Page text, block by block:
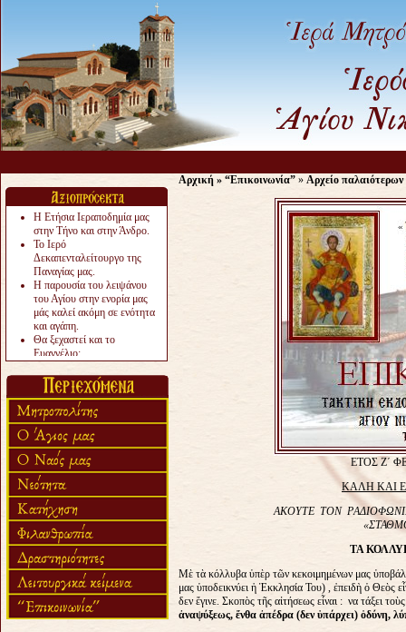
Η Ετήσια Ιεραποδημία μας
στην Τήνο και στην Άνδρο.
Το Ιερό
Δεκαπενταλείτουργο της
Παναγίας μας.
Η παρουσία του λειψάνου
του Αγίου στην ενορία μας
μάς καλεί ακόμη σε ενότητα
και αγάπη.
Θα ξεχαστεί και το
Ευαγγέλιο;
«πολύ αργά».
Ζητείται....
Αρχική » “Επικοινωνία” » Αρχείο παλαιότερων
ΕΤΟΣ Ζ΄
ΚΑΛΗ ΚΑΙ
AKOYTE TON
ΤΑ
Μὲ τὰ κόλλυβα ὑπὲρ τῶν κεκοιμημένων μας
μας ὑποδεικνύει ἡ Ἐκκλησία Του) , ἐπειδὴ ὁ Θεὸς
δεν ἔγινε. Σκοπὸς τῆς αἰτήσεως εἶναι : να τάξει
ἀναψύξεως, ἔνθα ἀπέδρα (δενὑπάρχει) ὀδύνη,